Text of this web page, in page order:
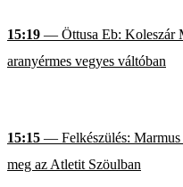
15:19 — Öttusa Eb: Koleszár
aranyérmes vegyes váltóban
15:15 — Felkészülés:
meg az Atletit Szöulban